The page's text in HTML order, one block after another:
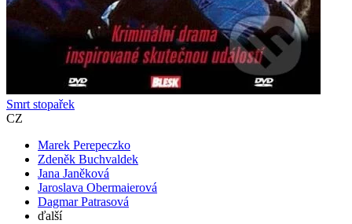
Smrt stopařek
CZ
Marek Perepeczko
Zdeněk Buchvaldek
Jana Janěková
Jaroslava Obermaierová
Dagmar Patrasová
ďalší